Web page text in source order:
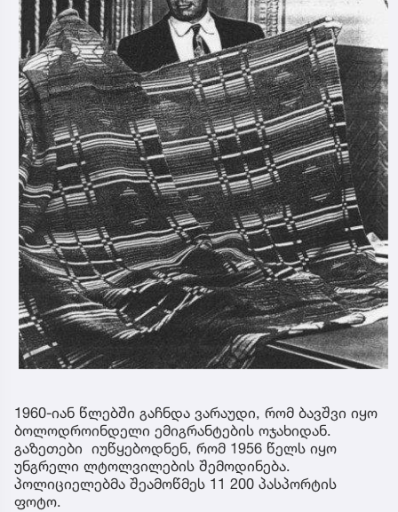
1960-იან წლებში გაჩნდა ვარაუდი, რომ ბავშვი იყო
ბოლოდროინდელი ემიგრანტების ოჯახიდან.
გაზეთები იუწყებოდნენ, რომ 1956 წელს იყო
უნგრელი ლტოლვილების შემოდინება.
პოლიციელებმა შეამოწმეს 11 200 პასპორტის
ფოტო.